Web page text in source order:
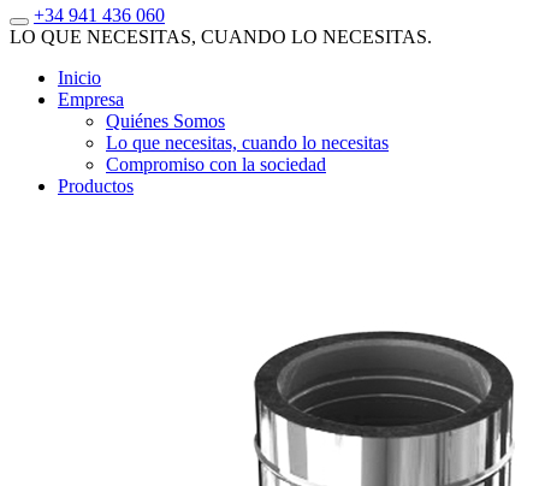
+34 941 436 060
LO QUE NECESITAS, CUANDO LO NECESITAS.
Inicio
Empresa
Quiénes Somos
Lo que necesitas, cuando lo necesitas
Compromiso con la sociedad
Productos